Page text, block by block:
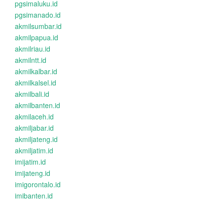
pgsimaluku.id
pgsimanado.id
akmilsumbar.id
akmilpapua.id
akmilriau.id
akmilntt.id
akmilkalbar.id
akmilkalsel.id
akmilbali.id
akmilbanten.id
akmilaceh.id
akmiljabar.id
akmiljateng.id
akmiljatim.id
imijatim.id
imijateng.id
imigorontalo.id
imibanten.id